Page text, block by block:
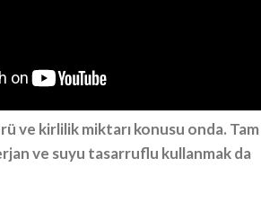
ve kirlilik miktarı konusu onda. Tam
ve suyu tasarruflu kullanmak da